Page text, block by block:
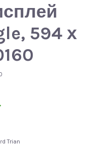
594 х
Trian